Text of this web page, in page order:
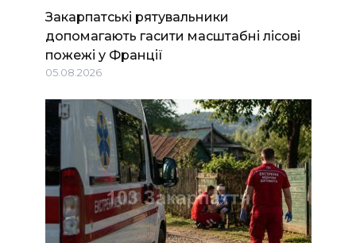
Закарпатські рятувальники
допомагають гасити масштабні лісові
пожежі у Франції
05.08.2026